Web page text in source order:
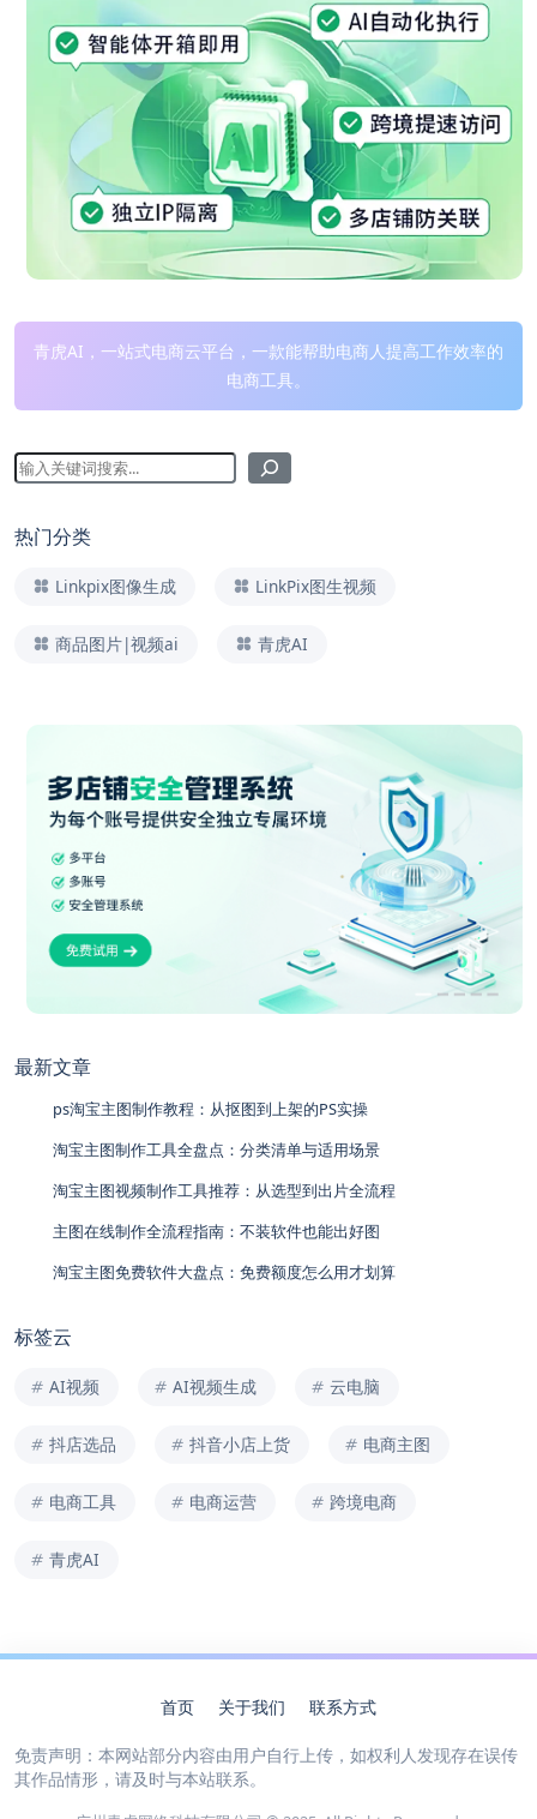
青虎AI，一站式电商云平台，一款能帮助电商人提高工作效率的
电商工具。
热门分类
Linkpix图像生成 LinkPix图生视频
商品图片|视频ai 青虎AI
最新文章
ps淘宝主图制作教程：从抠图到上架的PS实操
淘宝主图制作工具全盘点：分类清单与适用场景
淘宝主图视频制作工具推荐：从选型到出片全流程
主图在线制作全流程指南：不装软件也能出好图
淘宝主图免费软件大盘点：免费额度怎么用才划算
标签云
AI视频 AI视频生成 云电脑
抖店选品 抖音小店上货 电商主图
电商工具 电商运营 跨境电商
青虎AI
首页 关于我们 联系方式
免责声明：本网站部分内容由用户自行上传，如权利人发现存在误传
其作品情形，请及时与本站联系。